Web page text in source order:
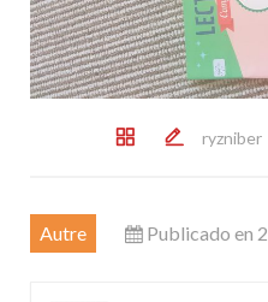
ryzniber
Autre Publicado en